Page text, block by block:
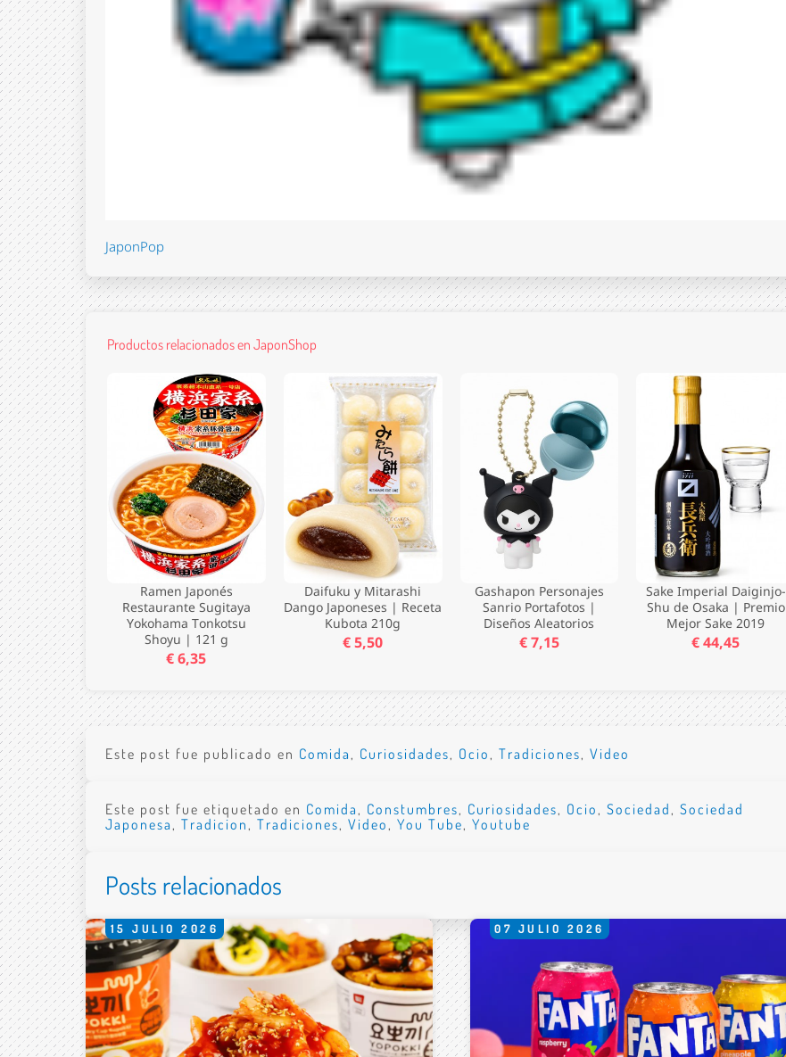
JaponPop
Productos relacionados en JaponShop
Ramen Japonés
Restaurante Sugitaya
Yokohama Tonkotsu
Shoyu | 121 g
€ 6,35
Daifuku y Mitarashi
Dango Japoneses | Receta
Kubota 210g
€ 5,50
Gashapon Personajes
Sanrio Portafotos |
Diseños Aleatorios
€ 7,15
Sake Imperial Daiginjo-
Shu de Osaka | Premio
Mejor Sake 2019
€ 44,45
Este post fue publicado en Comida , Curiosidades, Ocio ,Tradiciones,Video
Este post fue etiquetado en Comida , Constumbres, Curiosidades, Ocio ,Sociedad ,Sociedad
Japonesa ,Tradicion ,Tradiciones,Video ,You Tube,Youtube
Posts relacionados
15 JULIO 2026 07 JULIO 2026